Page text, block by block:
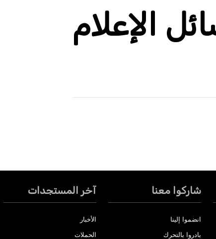
الإعلام
شاركوا معنا
انضموا إلينا
بادروا بالتحرك
آخر المستجدات
الأخبار
الحملات